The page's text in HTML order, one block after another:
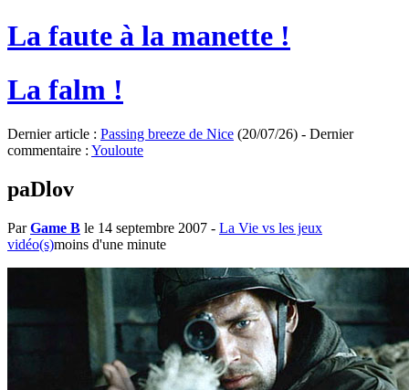
La faute à la manette !
La falm !
Dernier article : Passing breeze de Nice (20/07/26) - Dernier
commentaire : Youloute
paDlov
ParGame B le 14 septembre 2007 - La Vie vs les jeux
vidéo(s)moins d'une minute